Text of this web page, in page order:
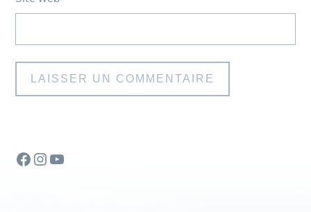
Facebook
Instagram
YouTube